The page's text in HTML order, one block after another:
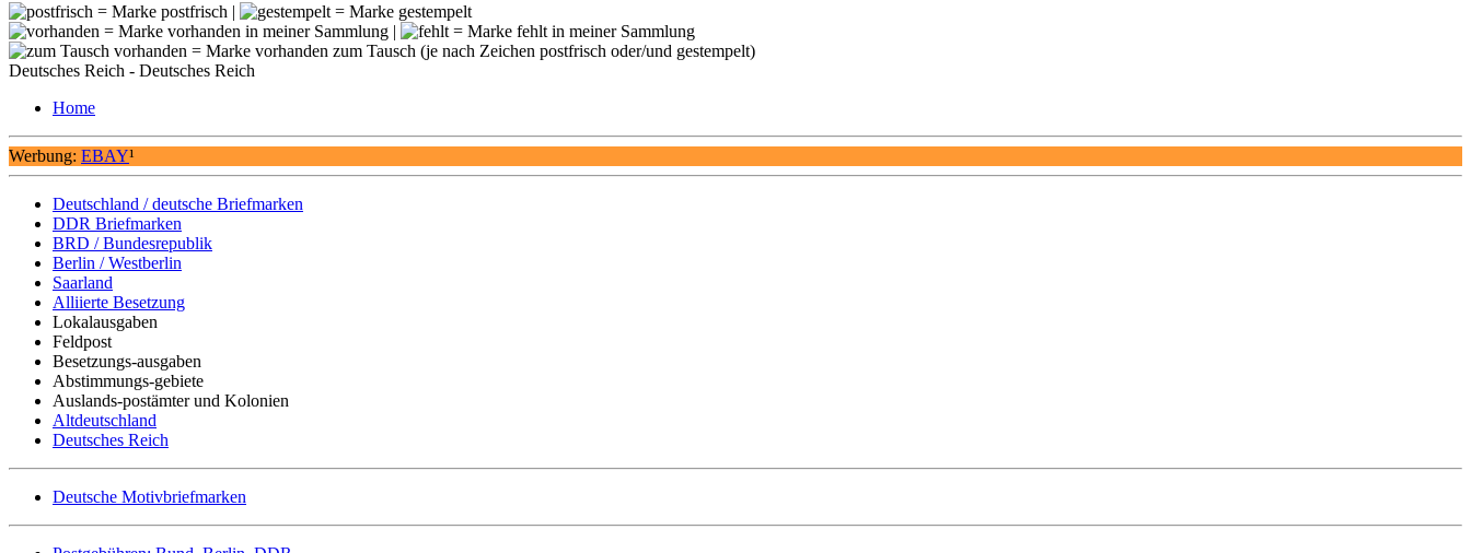
= Marke postfrisch |
= Marke gestempelt
= Marke vorhanden in meiner Sammlung |
= Marke fehlt in meiner Sammlung
= Marke vorhanden zum Tausch (je nach Zeichen postfrisch oder/und gestempelt)
Deutsches Reich - Deutsches Reich
Home
Werbung: EBAY¹
Deutschland / deutsche Briefmarken
DDR Briefmarken
BRD / Bundesrepublik
Berlin / Westberlin
Saarland
Alliierte Besetzung
Lokalausgaben
Feldpost
Besetzungs-ausgaben
Abstimmungs-gebiete
Auslands-postämter und Kolonien
Altdeutschland
Deutsches Reich
Deutsche Motivbriefmarken